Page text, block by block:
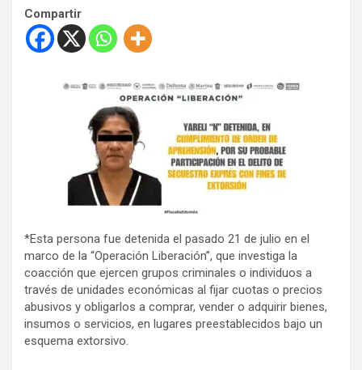
Compartir
*Esta persona fue detenida el pasado 21 de julio en el
marco de la “Operación Liberación”, que investiga la
coacción que ejercen grupos criminales o individuos a
través de unidades económicas al fijar cuotas o precios
abusivos y obligarlos a comprar, vender o adquirir bienes,
insumos o servicios, en lugares preestablecidos bajo un
esquema extorsivo.